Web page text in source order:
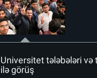
Universitet tələbələri və
ilə görüş